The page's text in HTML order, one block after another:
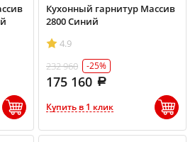
Кухонный гарнитур Массив
2800 Синий
4.9
232 960
-25%
175 160
Купить в 1 клик